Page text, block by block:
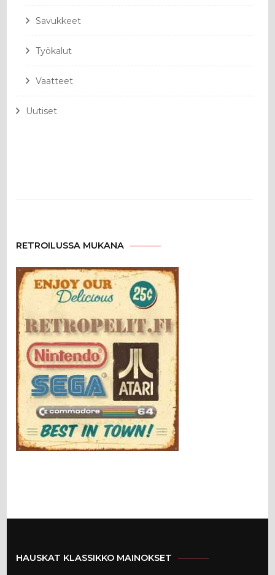
Savukkeet
Työkalut
Vaatteet
Uutiset
RETROILUSSA MUKANA
HAUSKAT KLASSIKKO MAINOKSET